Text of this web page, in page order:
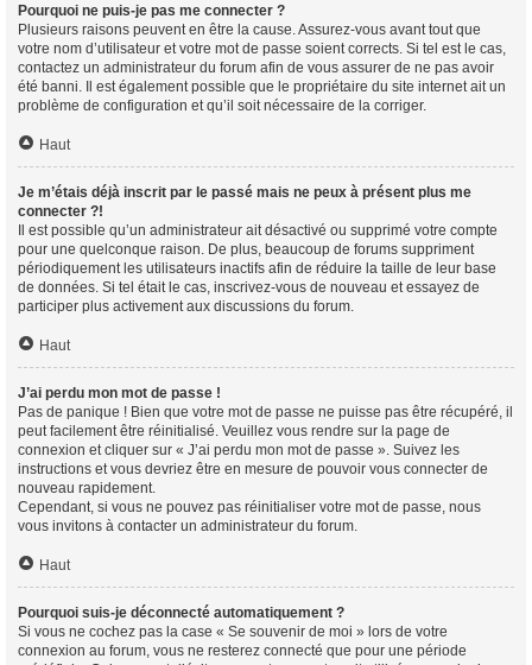
Pourquoi ne puis-je pas me connecter ?
Plusieurs raisons peuvent en être la cause. Assurez-vous avant tout que
votre nom d’utilisateur et votre mot de passe soient corrects. Si tel est le cas,
contactez un administrateur du forum afin de vous assurer de ne pas avoir
été banni. Il est également possible que le propriétaire du site internet ait un
problème de configuration et qu’il soit nécessaire de la corriger.
Haut
Je m’étais déjà inscrit par le passé mais ne peux à présent plus me
connecter ?!
Il est possible qu’un administrateur ait désactivé ou supprimé votre compte
pour une quelconque raison. De plus, beaucoup de forums suppriment
périodiquement les utilisateurs inactifs afin de réduire la taille de leur base
de données. Si tel était le cas, inscrivez-vous de nouveau et essayez de
participer plus activement aux discussions du forum.
Haut
J’ai perdu mon mot de passe !
Pas de panique ! Bien que votre mot de passe ne puisse pas être récupéré, il
peut facilement être réinitialisé. Veuillez vous rendre sur la page de
connexion et cliquer sur « J’ai perdu mon mot de passe ». Suivez les
instructions et vous devriez être en mesure de pouvoir vous connecter de
nouveau rapidement.
Cependant, si vous ne pouvez pas réinitialiser votre mot de passe, nous
vous invitons à contacter un administrateur du forum.
Haut
Pourquoi suis-je déconnecté automatiquement ?
Si vous ne cochez pas la case « Se souvenir de moi » lors de votre
connexion au forum, vous ne resterez connecté que pour une période